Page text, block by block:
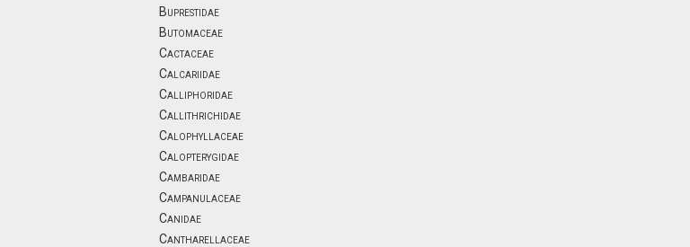
Buprestidae
Butomaceae
Cactaceae
Calcariidae
Calliphoridae
Callithrichidae
Calophyllaceae
Calopterygidae
Cambaridae
Campanulaceae
Canidae
Cantharellaceae